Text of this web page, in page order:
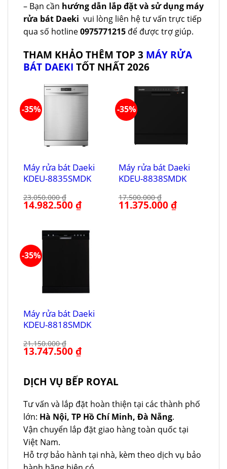
– Bạn cần hướng dẫn lắp đặt và sử dụng máy
rửa bát Daeki vui lòng liên hệ tư vấn trực tiếp
qua số hotline0975771215 để được trợ giúp.
THAM KHẢO THÊM TOP 3 MÁY RỬA
BÁT DAEKI TỐT NHẤT 2026
-35%
Máy rửa bát Daeki
KDEU-8835SMDK
23.050.000₫
Giá
gốc
14.982.500₫Giá
hiện
14.982.500 ₫.
-35%
Máy rửa bát Daeki
KDEU-8838SMDK
17.500.000₫
Giá
gốc
11.375.000₫Giá
hiện
-35%
Máy rửa bát Daeki
KDEU-8818SMDK
21.150.000₫
Giá
gốc
13.747.500₫Giá
hiện
13.747.500 ₫.
DỊCH VỤ BẾP ROYAL
Tư vấn và lắp đặt hoàn thiện tại các thành phố
lớn: Hà Nội, TP Hồ Chí Minh, Đà Nẵng.
Vận chuyển lắp đặt giao hàng toàn quốc tại
Việt Nam.
Hỗ trợ bảo hành tại nhà, kèm theo dịch vụ bảo